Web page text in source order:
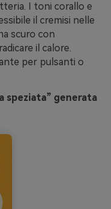
I toni corallo e
il cremisi nelle
scuro con
il calore.
per pulsanti o
speziata” generata